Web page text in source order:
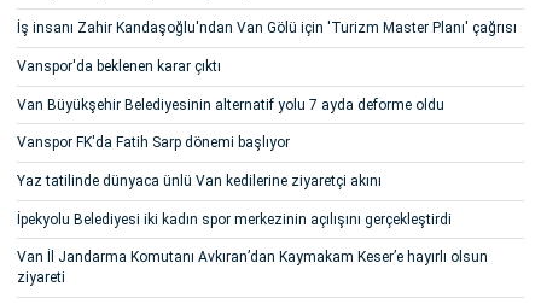
İş insanı Zahir Kandaşoğlu'ndan Van Gölü için 'Turizm Master Planı' çağrısı
Vanspor'da beklenen karar çıktı
Van Büyükşehir Belediyesinin alternatif yolu 7 ayda deforme oldu
Vanspor FK'da Fatih Sarp dönemi başlıyor
Yaz tatilinde dünyaca ünlü Van kedilerine ziyaretçi akını
İpekyolu Belediyesi iki kadın spor merkezinin açılışını gerçekleştirdi
Van İl Jandarma Komutanı Avkıran’dan Kaymakam Keser’e hayırlı olsun
ziyareti